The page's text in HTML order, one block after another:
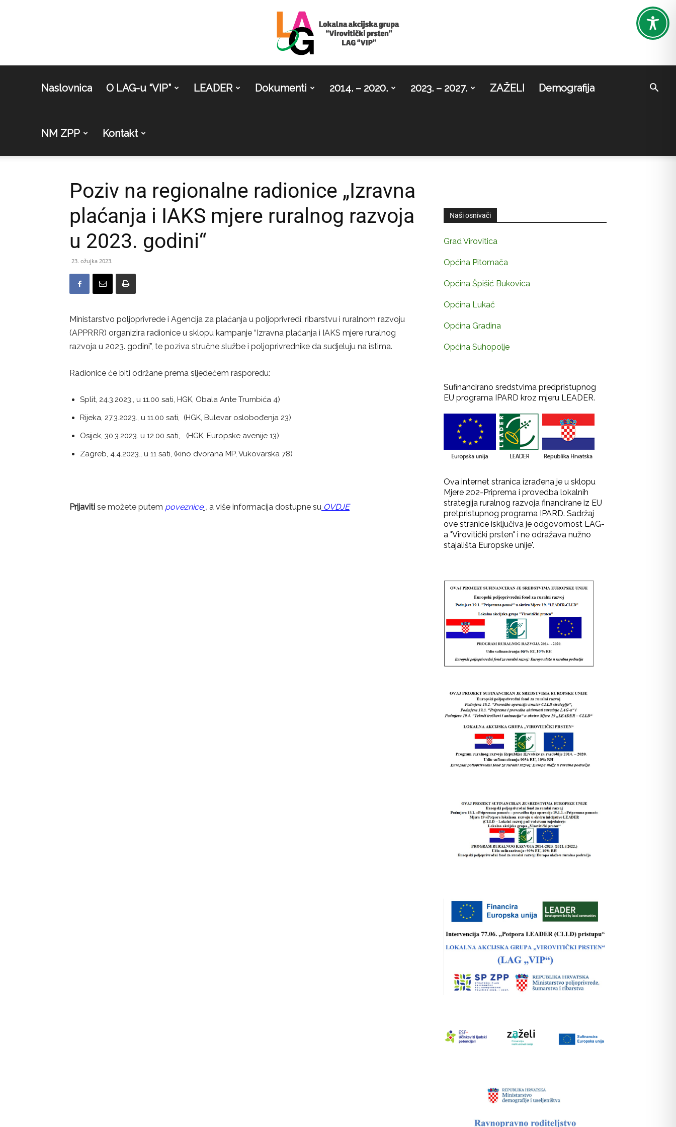
LAG
prsten
Naslovnica O LAG-u “VIP” LEADER Dokumenti 2014. – 2020. 2023. – 2027. ZAŽELI Demografija
NM ZPP Kontakt
Poziv na regionalne radionice „Izravna
plaćanja i IAKS mjere ruralnog razvoja
u 2023. godini“
23. ožujka 2023.
Ministarstvo poljoprivrede i Agencija za plaćanja u poljoprivredi, ribarstvu i ruralnom razvoju
(APPRRR) organizira radionice u sklopu kampanje “Izravna plaćanja i IAKS mjere ruralnog
razvoja u 2023. godini”, te poziva stručne službe i poljoprivrednike da sudjeluju na istima.
Radionice će biti održane prema sljedećem rasporedu:
Split, 24.3.2023., u 11.00 sati, HGK, Obala Ante Trumbića 4)
Rijeka, 27.3.2023., u 11.00 sati, (HGK, Bulevar oslobođenja 23)
Osijek, 30.3.2023. u 12.00 sati, (HGK, Europske avenije 13)
Zagreb, 4.4.2023., u 11 sati, (kino dvorana MP, Vukovarska 78)
Prijaviti se možete putem poveznice, a više informacija dostupne su OVDJE
Naši osnivači
Grad Virovitica
Općina Pitomača
Općina Špišić Bukovica
Općina Lukač
Općina Gradina
Općina Suhopolje
Sufinancirano sredstvima predpristupnog
EU programa IPARD kroz mjeru LEADER.
Ova internet stranica izrađena je u sklopu
Mjere 202-Priprema i provedba lokalnih
strategija ruralnog razvoja financirane iz EU
pretpristupnog programa IPARD. Sadržaj
ove stranice isključiva je odgovornost LAG-
a "Virovitički prsten" i ne odražava nužno
stajališta Europske unije".